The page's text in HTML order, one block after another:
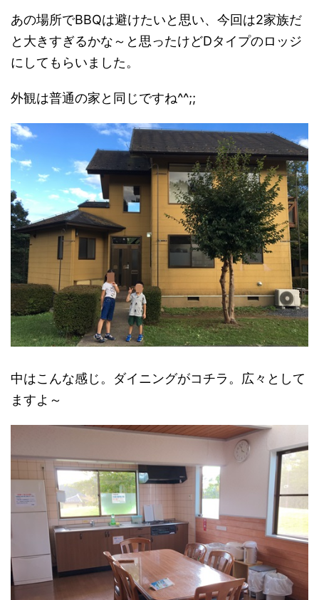
あの場所でBBQは避けたいと思い、今回は2家族だ
と大きすぎるかな～と思ったけどDタイプのロッジ
にしてもらいました。
外観は普通の家と同じですね^^;;
中はこんな感じ。ダイニングがコチラ。広々として
ますよ～